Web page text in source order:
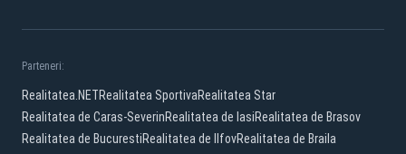
Parteneri:
Realitatea.NETRealitatea SportivaRealitatea Star
Realitatea de Caras-SeverinRealitatea de IasiRealitatea de Brasov
Realitatea de BucurestiRealitatea de IlfovRealitatea de Braila